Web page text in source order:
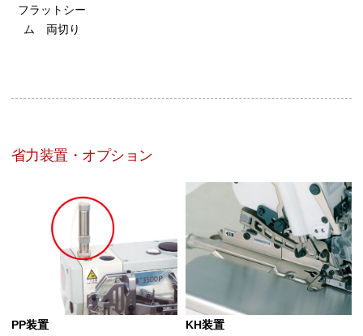
フラットシー
ム 両切り
省力装置・オプション
PP装置
KH装置